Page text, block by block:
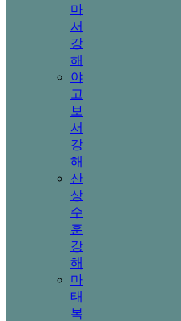
마
서
강
해
야
고
보
서
강
해
산
상
수
훈
강
해
마
태
복